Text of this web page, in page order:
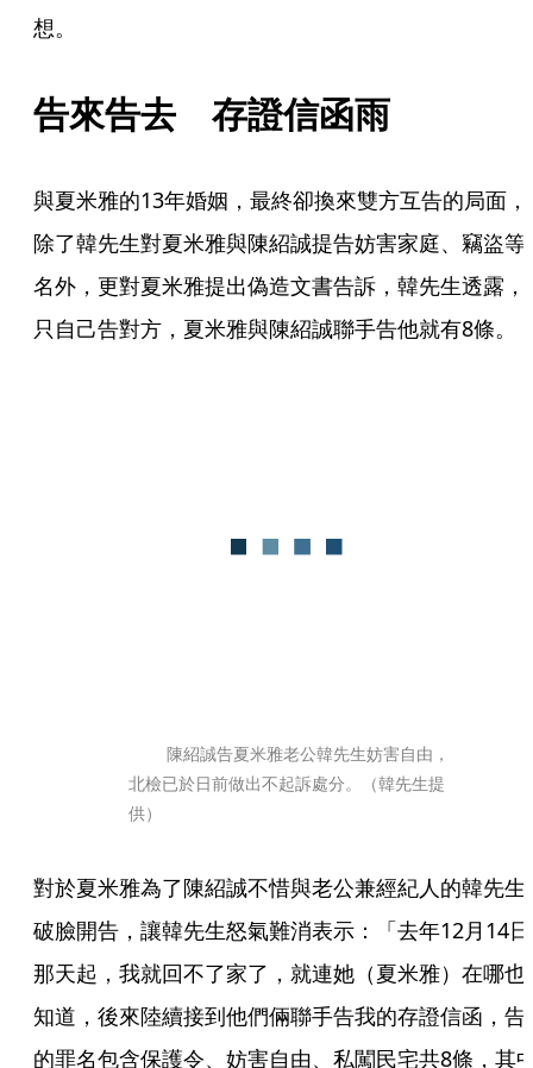
想。
告來告去　存證信函雨
與夏米雅的13年婚姻，最終卻換來雙方互告的局面，
除了韓先生對夏米雅與陳紹誠提告妨害家庭、竊盜等
名外，更對夏米雅提出偽造文書告訴，韓先生透露，
只自己告對方，夏米雅與陳紹誠聯手告他就有8條。
北檢已於日前做出不起訴處分。（韓先生提
供）
對於夏米雅為了陳紹誠不惜與老公兼經紀人的韓先生
破臉開告，讓韓先生怒氣難消表示：「去年12月14日
那天起，我就回不了家了，就連她（夏米雅）在哪也
知道，後來陸續接到他們倆聯手告我的存證信函，告
的罪名包含保護令、妨害自由、私闖民宅共8條，其